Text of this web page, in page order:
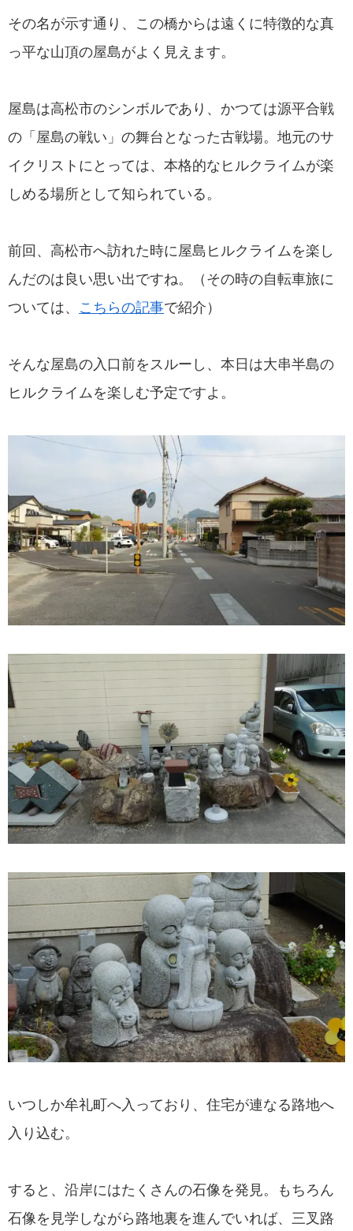
その名が示す通り、この橋からは遠くに特徴的な真
っ平な山頂の屋島がよく見えます。
屋島は高松市のシンボルであり、かつては源平合戦
の「屋島の戦い」の舞台となった古戦場。地元のサ
イクリストにとっては、本格的なヒルクライムが楽
しめる場所として知られている。
前回、高松市へ訪れた時に屋島ヒルクライムを楽し
んだのは良い思い出ですね。（その時の自転車旅に
ついては、 こちらの記事で紹介）
そんな屋島の入口前をスルーし、本日は大串半島の
ヒルクライムを楽しむ予定ですよ。
いつしか牟礼町へ入っており、住宅が連なる路地へ
入り込む。
すると、沿岸にはたくさんの石像を発見。もちろん
石像を見学しながら路地裏を進んでいれば、三叉路